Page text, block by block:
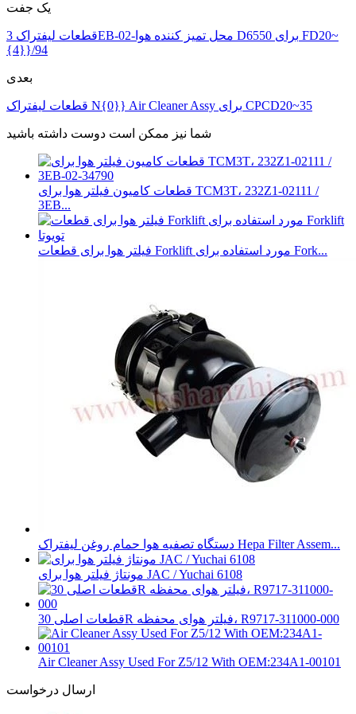
یک جفت
قطعات لیفتراک 3EB-02-محل تمیز کننده هوا D6550 برای FD20~
{4}}/94
بعدی
قطعات لیفتراک N{0}} Air Cleaner Assy برای CPCD20~35
شما نیز ممکن است دوست داشته باشید
قطعات کامیون فیلتر هوا برای TCM3T، 232Z1-02111 /
3EB...
فیلتر هوا برای قطعات Forklift مورد استفاده برای Fork...
دستگاه تصفیه هوا حمام روغن لیفتراک Hepa Filter Assem...
مونتاژ فیلتر هوا برای JAC / Yuchai 6108
قطعات اصلی 30R فیلتر هوای محفظه، R9717-311000-000
Air Cleaner Assy Used For Z5/12 With OEM:234A1-00101
ارسال درخواست